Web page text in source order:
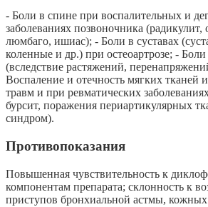
- Боли в спине при воспалительных и
заболеваниях позвоночника (радикулит,
люмбаго, ишиас); - Боли в суставах
коленные и др.) при остеоартрозе; -
(вследствие растяжений,
Воспаление и отечность мягких тканей
травм и при ревматических
бурсит, поражения периартикулярных
синдром).
Противопоказания
Повышенная чувствительность к
компонентам препарата; склонность к
приступов бронхиальной астмы,